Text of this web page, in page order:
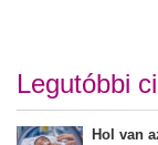
Legutóbbi
Hol van